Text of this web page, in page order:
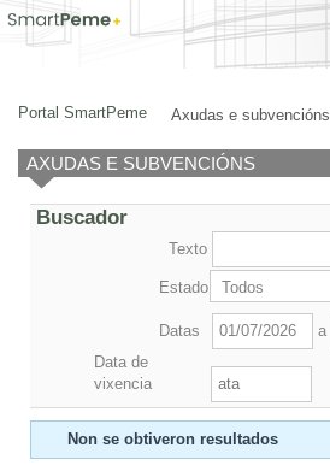
Axudas e subvencións
Portal SmartPeme Axudas e subvencións
AXUDAS E SUBVENCIÓNS
Buscador
Texto
Estado
Datas
a
Data de
vixencia
Non se obtiveron resultados